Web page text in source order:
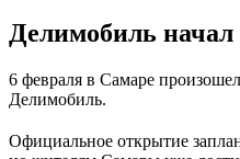
Делимобиль начал
6 февраля в Самаре
Делимобиль.
Официальное открытие